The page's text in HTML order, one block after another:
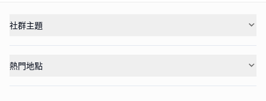
社群主題
熱門地點